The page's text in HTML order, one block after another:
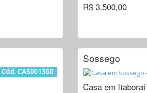
R$ 3.500,00
Cód. CAS001360
Sossego
Casa em Itaboraí